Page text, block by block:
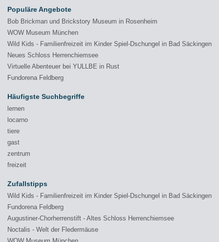
Populäre Angebote
Bob Brickman und Brickstory Museum in Rosenheim
WOW Museum München
Wild Kids - Familienfreizeit im Kinder Spiel-Dschungel in Bad Säckingen
Neues Schloss Herrenchiemsee
Virtuelle Abenteuer bei YULLBE in Rust
Fundorena Feldberg
Häufigste Suchbegriffe
lernen
locarno
tiere
gast
zentrum
freizeit
Zufallstipps
Wild Kids - Familienfreizeit im Kinder Spiel-Dschungel in Bad Säckingen
Fundorena Feldberg
Augustiner-Chorherrenstift - Altes Schloss Herrenchiemsee
Noctalis - Welt der Fledermäuse